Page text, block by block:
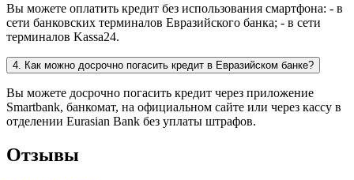
Вы можете оплатить кредит без использования смартфона: - в
сети банковских терминалов Евразийского банка; - в сети
терминалов Kassa24.
4. Как можно досрочно погасить кредит в Евразийском банке?
Вы можете досрочно погасить кредит через приложение
Smartbank, банкомат, на официальном сайте или через кассу в
отделении Eurasian Bank без уплаты штрафов.
Отзывы